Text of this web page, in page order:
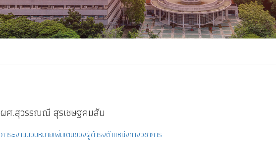
ผศ.สุวรรณณี สุรเชษฐคมสัน
ภาระงานมอบหมายเพิ่มเติมของผู้ดำรงตำแหน่งทางวิชาการ